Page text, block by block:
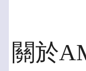
關於